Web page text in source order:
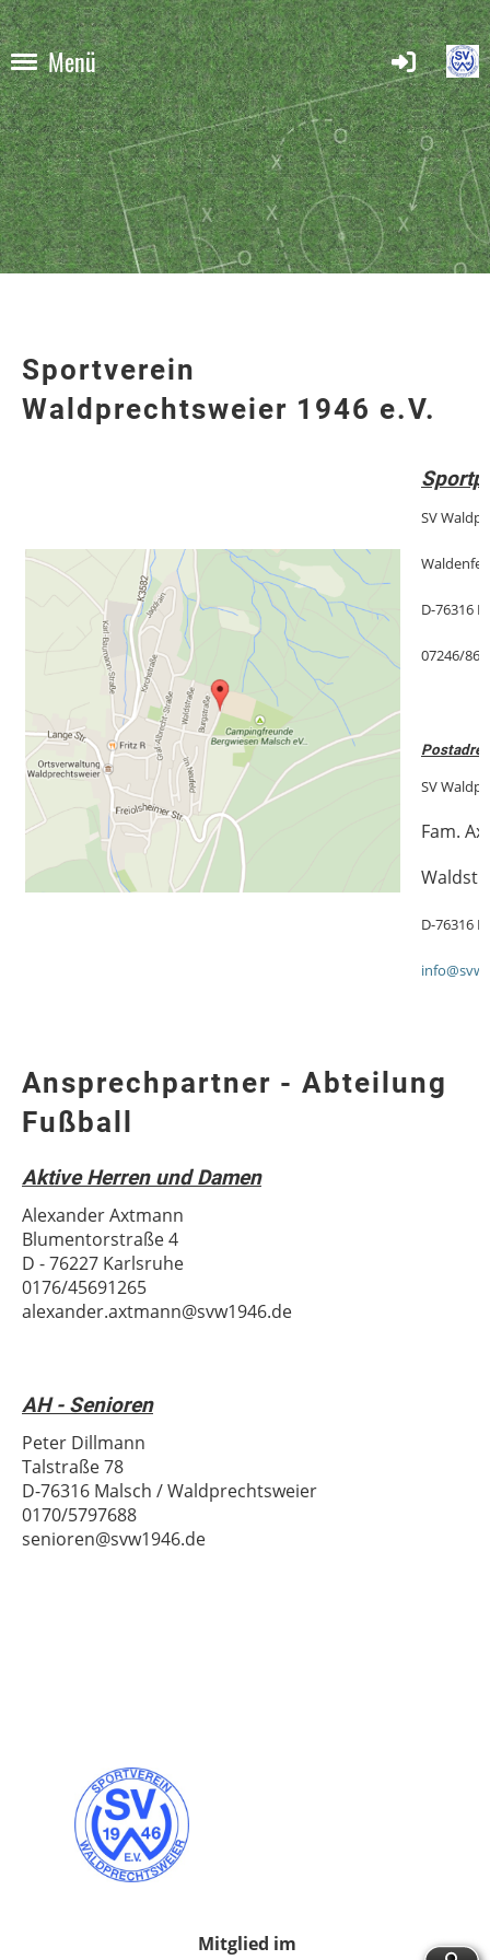
Menü
Sportverein
Waldprechtsweier 1946 e.V.
SV
D-76316
07246/
SV
Fam.
D-76316
Ansprechpartner - Abteilung
Fußball
Aktive Herren und Damen
Alexander Axtmann
Blumentorstraße 4
D - 76227 Karlsruhe
0176/45691265
alexander.axtmann@svw1946.de
AH - Senioren
Peter Dillmann
Talstraße 78
D-76316 Malsch / Waldprechtsweier
0170/5797688
senioren@svw1946.de
Mitglied im